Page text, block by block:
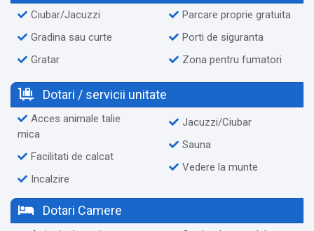
Ciubar/Jacuzzi
Gradina sau curte
Gratar
Parcare proprie gratuita
Porti de siguranta
Zona pentru fumatori
Dotari / servicii unitate
Acces animale talie
mica
Facilitati de calcat
Incalzire
Jacuzzi/Ciubar
Sauna
Vedere la munte
Dotari Camere